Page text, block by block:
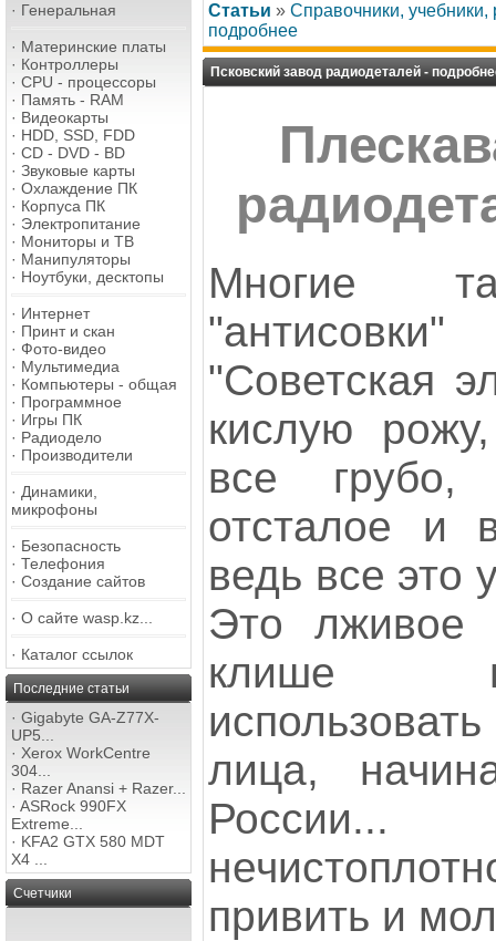
· Генеральная
· Материнские платы
· Контроллеры
· CPU - процессоры
· Память - RAM
· Видеокарты
· HDD, SSD, FDD
· CD - DVD - BD
· Звуковые карты
· Охлаждение ПК
· Корпуса ПК
· Электропитание
· Мониторы и ТВ
· Манипуляторы
· Ноутбуки, десктопы
· Интернет
· Принт и скан
· Фото-видео
· Мультимедиа
· Компьютеры - общая
· Программное
· Игры ПК
· Радиодело
· Производители
· Динамики,
микрофоны
· Безопасность
· Телефония
· Создание сайтов
· О сайте wasp.kz...
· Каталог ссылок
Последние статьи
· Gigabyte GA-Z77X-
UP5...
· Xerox WorkCentre
304...
· Razer Anansi + Razer...
· ASRock 990FX
Extreme...
· KFA2 GTX 580 MDT
X4 ...
Счетчики
Статьи » Справочники, учебники,
подробнее
Псковский завод радиодеталей -
Многие
"Советская
кислую
все грубо,
отсталое и
ведь все это
Это лживое
клише
лица,
привить и